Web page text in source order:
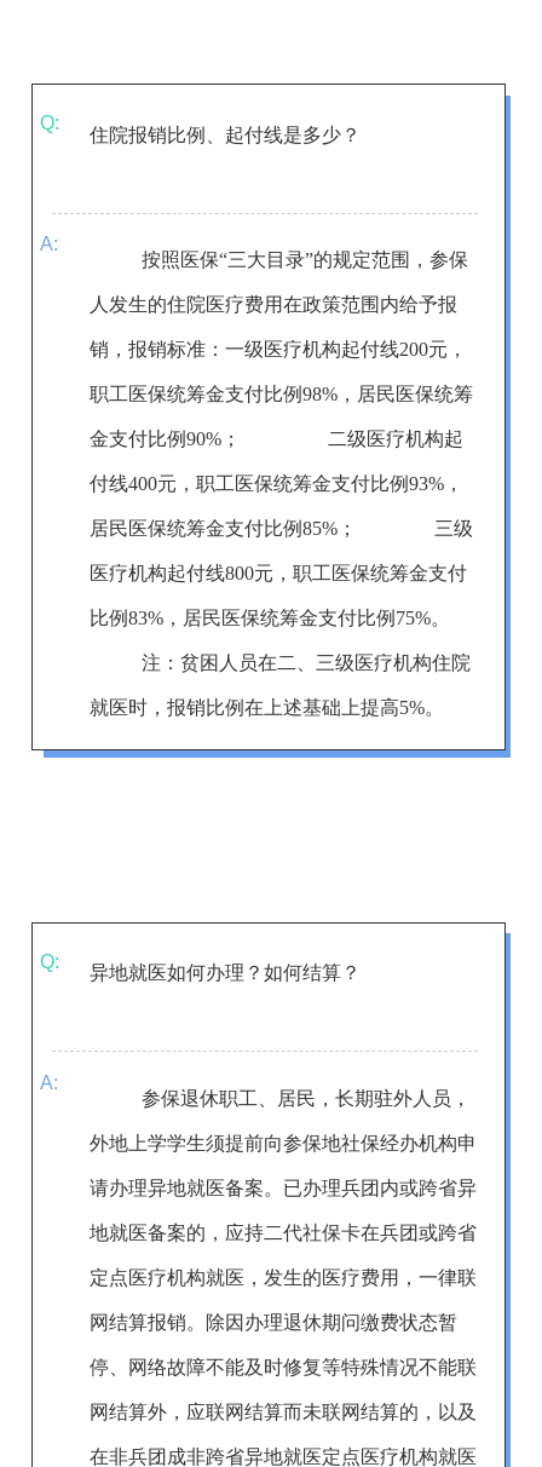
Q:
住院报销比例、起付线是多少？
A:
按照医保“三大目录”的规定范围，参保
人发生的住院医疗费用在政策范围内给予报
销，报销标准：一级医疗机构起付线200元，
职工医保统筹金支付比例98%，居民医保统筹
金支付比例90%； 二级医疗机构起
付线400元，职工医保统筹金支付比例93%，
居民医保统筹金支付比例85%； 三级
医疗机构起付线800元，职工医保统筹金支付
比例83%，居民医保统筹金支付比例75%。
注：贫困人员在二、三级医疗机构住院
就医时，报销比例在上述基础上提高5%。
Q:
异地就医如何办理？如何结算？
A:
参保退休职工、居民，长期驻外人员，
外地上学学生须提前向参保地社保经办机构申
请办理异地就医备案。 已办理兵团内或跨省异
地就医备案的，应持二代社保卡在兵团或跨省
定点医疗机构就医，发生的医疗费用，一律联
网结算报销。 除因办理退休期问缴费状态暂
停、网络故障不能及时修复等特殊情况不能联
网结算外，应联网结算而未联网结算的，以及
在非兵团成非跨省异地就医定点医疗机构就医